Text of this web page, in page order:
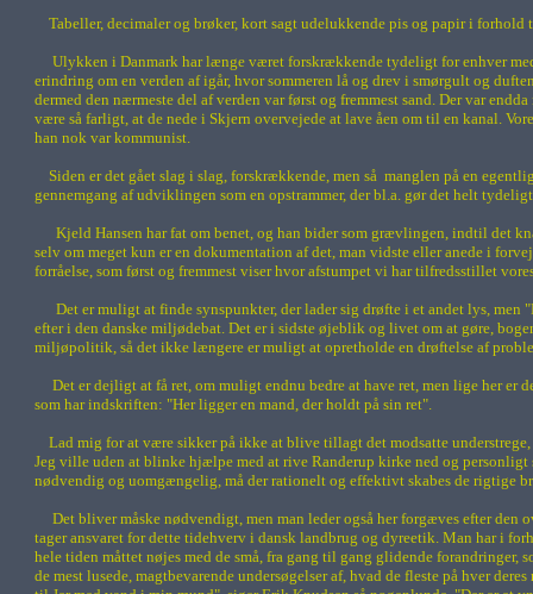
Tabeller, decimaler og brøker, kort sagt udelukkende pis og papir i forhold
Ulykken i Danmark har længe været forskrækkende tydeligt for enhver
erindring om en verden af igår, hvor sommeren lå og drev i smørgult og
dermed den nærmeste del af verden var først og fremmest sand. Der var
være så farligt, at de nede i Skjern overvejede at lave åen om til en kanal.
han nok var kommunist.
Siden er det gået slag i slag, forskrækkende, men så manglen på en
gennemgang af udviklingen som en opstrammer, der bl.a. gør det helt
Kjeld Hansen har fat om benet, og han bider som grævlingen, indtil det
selv om meget kun er en dokumentation af det, man vidste eller anede i
forråelse, som først og fremmest viser hvor afstumpet vi har tilfredsstillet
Det er muligt at finde synspunkter, der lader sig drøfte i et andet lys,
efter i den danske miljødebat. Det er i sidste øjeblik og livet om at gøre,
miljøpolitik, så det ikke længere er muligt at opretholde en drøftelse af
Det er dejligt at få ret, om muligt endnu bedre at have ret, men lige her er
som har indskriften: "Her ligger en mand, der holdt på sin ret".
Lad mig for at være sikker på ikke at blive tillagt det modsatte
Jeg ville uden at blinke hjælpe med at rive Randerup kirke ned og
nødvendig og uomgængelig, må der rationelt og effektivt skabes de rigtige
Det bliver måske nødvendigt, men man leder også her forgæves efter
tager ansvaret for dette tidehverv i dansk landbrug og dyreetik. Man har i
hele tiden måttet nøjes med de små, fra gang til gang glidende
de mest lusede, magtbevarende undersøgelser af, hvad de fleste på hver